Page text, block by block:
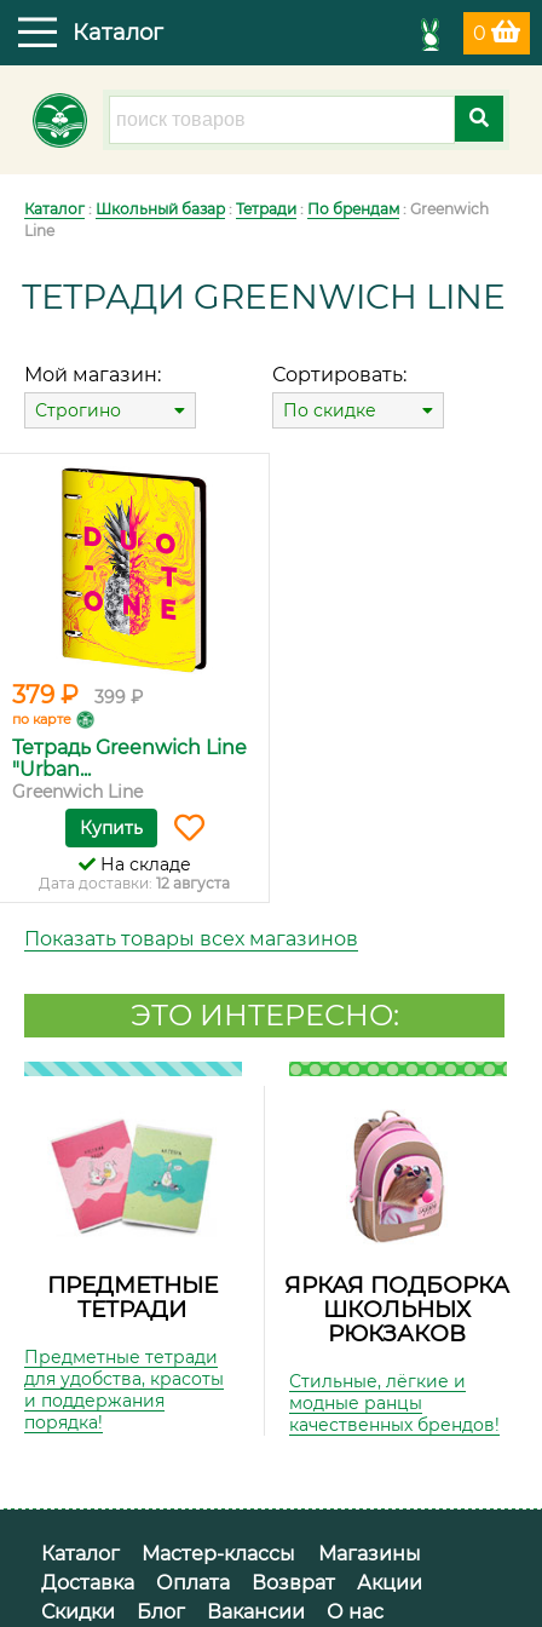
0
Каталог
Каталог: Школьный базар : Тетради : По брендам : Greenwich
Line
ТЕТРАДИ GREENWICH LINE
Мой магазин:
Строгино
Сортировать:
По скидке
379 ₽ 399 ₽
по карте
Тетрадь Greenwich Line
"Urban...
Greenwich Line
Купить
На складе
Дата доставки: 12 августа
Показать товары всех магазинов
ЭТО ИНТЕРЕСНО:
ПРЕДМЕТНЫЕ
ТЕТРАДИ
Предметные тетради
для удобства, красоты
и поддержания
порядка!
ЯРКАЯ ПОДБОРКА
ШКОЛЬНЫХ
РЮКЗАКОВ
Стильные, лёгкие и
модные ранцы
качественных брендов!
Каталог Мастер-классы
Магазины
Доставка
Оплата Возврат
Акции
Скидки
Блог Вакансии О нас